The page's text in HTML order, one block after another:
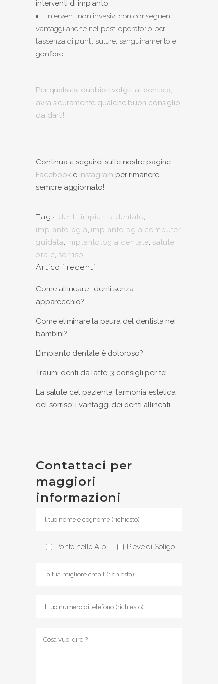
interventi di impianto
interventi non invasivi con conseguenti
vantaggi anche nel post-operatorio per
l’assenza di punti, suture, sanguinamento e
gonfiore
Per qualsiasi dubbio rivolgiti al dentista,
avrà sicuramente qualche buon consiglio
da darti!
Continua a seguirci sulle nostre pagine
Facebook e Instagram per rimanere
sempre aggiornato!
Tags: denti, impianto dentale,
implantologia, implantologia computer
guidata, implantologia dentale, salute
orale, sorriso
Articoli recenti
Come allineare i denti senza
apparecchio?
Come eliminare la paura del dentista nei
bambini?
L’impianto dentale è doloroso?
Traumi denti da latte: 3 consigli per te!
La salute del paziente, l’armonia estetica
del sorriso: i vantaggi dei denti allineati
Contattaci per
maggiori
informazioni
Ponte nelle Alpi Pieve di Soligo